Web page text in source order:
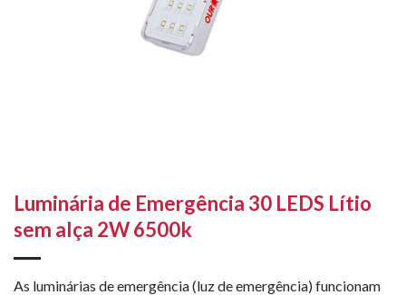
Luminária de Emergência 30 LEDS Lítio
sem alça 2W 6500k
As luminárias de emergência (luz de emergência) funcionam